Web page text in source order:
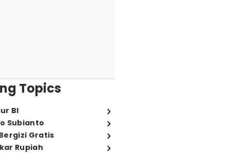
Topics
BI
Subianto
Gratis
Rupiah